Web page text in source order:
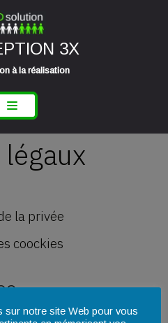
3X
à la réalisation
la privée
coockies
à l’adresse
sur notre site Web pour vous